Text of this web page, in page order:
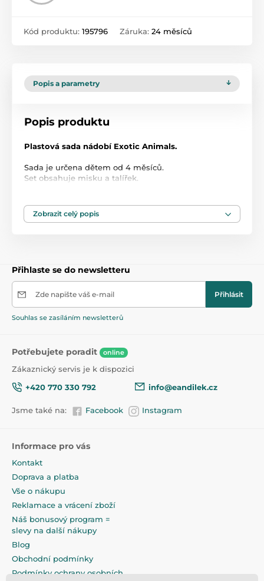
Kód produktu: 195796 Záruka: 24 měsíců
Popis a parametry
Popis produktu
Plastová sada nádobí Exotic Animals.
Sada je určena dětem od 4 měsíců.
Set obsahuje misku a talířek.
Možno ohřívat v mikrovlné troubě.
Nesterilizujte, nevyvařujte!
Zobrazit celý popis
Přihlaste se do newsletteru
Zde napište váš e-mail Přihlásit
Souhlas se zasíláním newsletterů
Potřebujete poradit online
Zákaznický servis je k dispozici
+420 770 330 792
info@eandilek.cz
Jsme také na: Facebook Instagram
Informace pro vás
Kontakt
Doprava a platba
Vše o nákupu
Reklamace a vrácení zboží
Náš bonusový program =
slevy na další nákupy
Blog
Obchodní podmínky
Podmínky ochrany osobních